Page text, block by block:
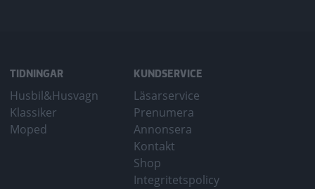
TIDNINGAR
Husbil&Husvagn
Klassiker
Moped
KUNDSERVICE
Läsarservice
Prenumera
Annonsera
Kontakt
Shop
Integritetspolicy